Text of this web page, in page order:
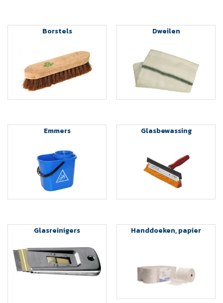
Borstels Dweilen
Emmers Glasbewassing
Glasreinigers Handdoeken, papier